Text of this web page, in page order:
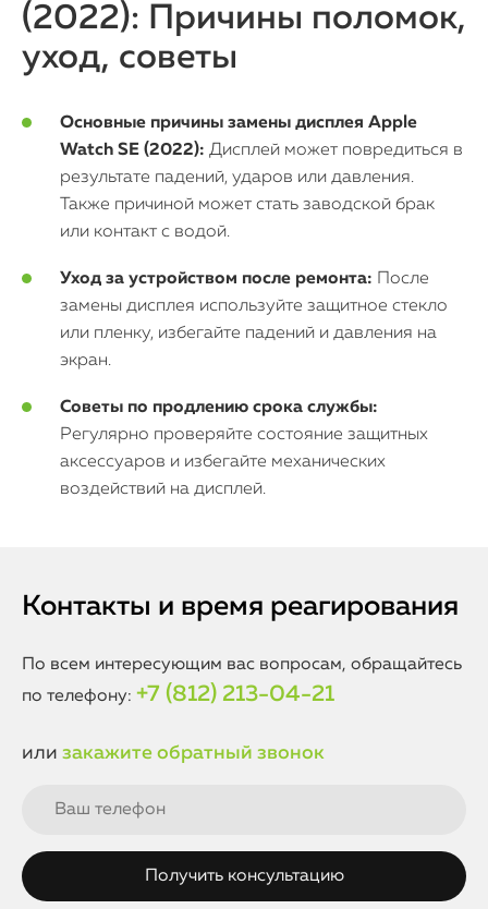
(2022): Причины поломок,
уход, советы
Основные причины замены дисплея Apple
Watch SE (2022): Дисплей может повредиться в
результате падений, ударов или давления.
Также причиной может стать заводской брак
или контакт с водой.
Уход за устройством после ремонта: После
замены дисплея используйте защитное стекло
или пленку, избегайте падений и давления на
экран.
Советы по продлению срока службы:
Регулярно проверяйте состояние защитных
аксессуаров и избегайте механических
воздействий на дисплей.
Контакты и время реагирования
По всем интересующим вас вопросам, обращайтесь
по телефону: +7 (812) 213-04-21
или закажите обратный звонок